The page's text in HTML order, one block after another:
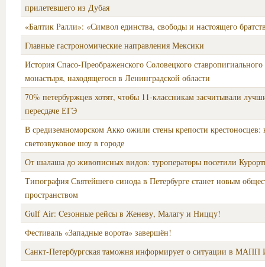
прилетевшего из Дубая
«Балтик Ралли»: «Символ единства, свободы и настоящего
Главные гастрономические направления Мексики
История Спасо-Преображенского Соловецкого
монастыря, находящегося в Ленинградской области
70% петербуржцев хотят, чтобы 11-классникам засчитывали
пересдаче ЕГЭ
В средиземноморском Акко ожили стены крепости крестоносцев:
светозвуковое шоу в городе
От шалаша до живописных видов: туроператоры посетили
Типография Святейшего синода в Петербурге станет новым
пространством
Gulf Air: Cезонные рейсы в Женеву, Малагу и Ниццу!
Фестиваль «Западные ворота» завершён!
Санкт-Петербургская таможня информирует о ситуации в МАПП